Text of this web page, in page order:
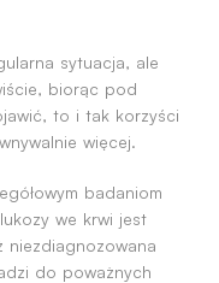
sytuacja, ale
biorąc pod
to i tak korzyści
więcej.
badaniom
we krwi jest
niezdiagnozowana
do poważnych